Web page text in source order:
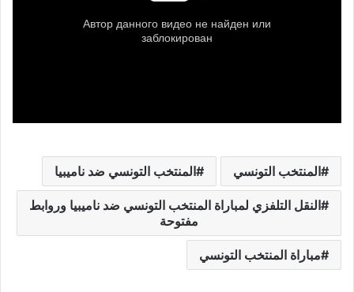
المنتخب التونسي المنتخب التونسي ضد ناميبيا
النقل التلفزي لمباراة المنتخب التونسي ضد ناميبيا وروابط
مفتوحة
مباراة المنتخب التونسي